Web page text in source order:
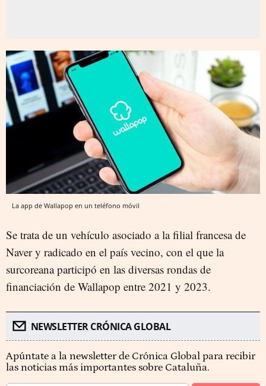
La app de Wallapop en un teléfono móvil
Se trata de un vehículo asociado a la filial francesa de
Naver y radicado en el país vecino, con el que la
surcoreana participó en las diversas rondas de
financiación de Wallapop entre 2021 y 2023.
NEWSLETTER CRÓNICA GLOBAL
Apúntate a la newsletter de Crónica Global para recibir
las noticias más importantes sobre Cataluña.